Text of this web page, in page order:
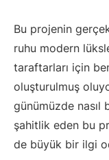
Bu projenin
ruhu modern
taraftarları için
oluşturulmuş
günümüzde nasıl
şahitlik eden bu
de büyük bir ilgi